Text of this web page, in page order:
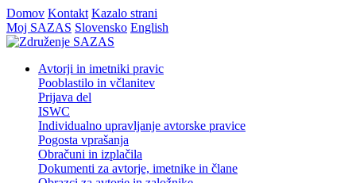
Domov Kontakt Kazalo strani
Moj SAZAS Slovensko English
Avtorji in imetniki pravic
Pooblastilo in včlanitev
Prijava del
ISWC
Individualno upravljanje avtorske pravice
Pogosta vprašanja
Obračuni in izplačila
Dokumenti za avtorje, imetnike in člane